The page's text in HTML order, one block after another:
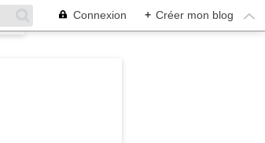
Connexion + Créer mon blog